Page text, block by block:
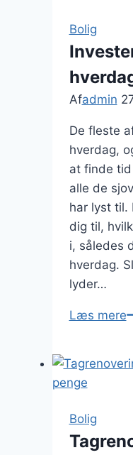
Bolig
Afadmin
De fleste
hverdag,
at finde
alle de
har lyst til.
dig til,
i, således
hverdag.
lyder…
Læs mere
Bolig